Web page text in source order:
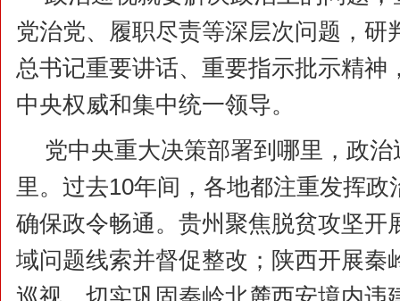
党治党、履职尽责等深层次问题，研
总书记重要讲话、重要指示批示精神
中央权威和集中统一领导。
党中央重大决策部署到哪里，政
里。过去10年间，各地都注重发挥政
确保政令畅通。贵州聚焦脱贫攻坚开
域问题线索并督促整改；陕西开展秦